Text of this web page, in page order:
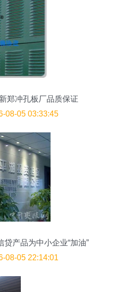
郑冲孔板厂品质保证
08-05 03:33:45
产品为中小企业“加油”
08-05 22:14:01